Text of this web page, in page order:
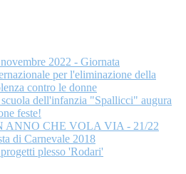
2022 - Giornata
per l'eliminazione della
contro le donne
dell'infanzia "Spallicci" augura
feste!
ANNO CHE VOLA VIA - 21/22
di Carnevale 2018
plesso 'Rodari'